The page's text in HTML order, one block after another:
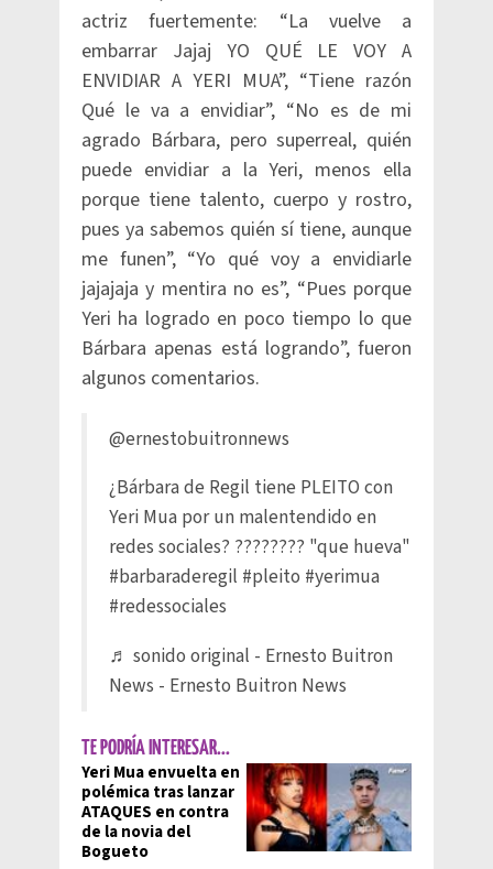
actriz fuertemente: “La vuelve a
embarrar Jajaj YO QUÉ LE VOY A
ENVIDIAR A YERI MUA”, “Tiene razón
Qué le va a envidiar”, “No es de mi
agrado Bárbara, pero superreal, quién
puede envidiar a la Yeri, menos ella
porque tiene talento, cuerpo y rostro,
pues ya sabemos quién sí tiene, aunque
me funen”, “Yo qué voy a envidiarle
jajajaja y mentira no es”, “Pues porque
Yeri ha logrado en poco tiempo lo que
Bárbara apenas está logrando”, fueron
algunos comentarios.
@ernestobuitronnews
¿Bárbara de Regil tiene PLEITO con
Yeri Mua por un malentendido en
redes sociales? ???????? "que hueva"
#barbaraderegil #pleito #yerimua
#redessociales
♬ sonido original - Ernesto Buitron
News - Ernesto Buitron News
TE PODRÍA INTERESAR...
Yeri Mua envuelta en
polémica tras lanzar
ATAQUES en contra
de la novia del
Bogueto